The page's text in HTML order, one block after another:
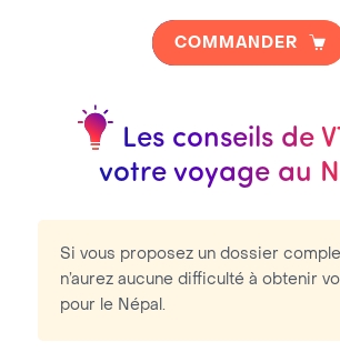
Les Frais Visa se
Frais Prestation VTI :
COMMANDER
Les conseils de
votre voyage au
Si vous proposez un dossier
n’aurez aucune difficulté à obtenir
pour le Népal.